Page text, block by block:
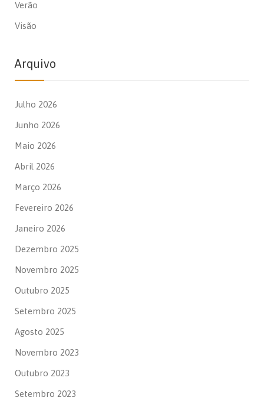
Verão
Visão
Arquivo
Julho 2026
Junho 2026
Maio 2026
Abril 2026
Março 2026
Fevereiro 2026
Janeiro 2026
Dezembro 2025
Novembro 2025
Outubro 2025
Setembro 2025
Agosto 2025
Novembro 2023
Outubro 2023
Setembro 2023